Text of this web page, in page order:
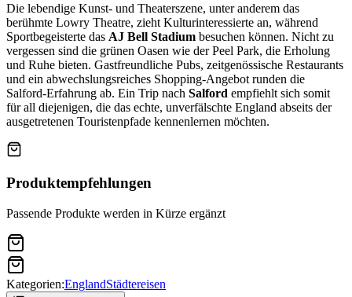
Die lebendige Kunst- und Theaterszene, unter anderem das
berühmte Lowry Theatre, zieht Kulturinteressierte an, während
Sportbegeisterte das AJ Bell Stadium besuchen können. Nicht zu
vergessen sind die grünen Oasen wie der Peel Park, die Erholung
und Ruhe bieten. Gastfreundliche Pubs, zeitgenössische Restaurants
und ein abwechslungsreiches Shopping-Angebot runden die
Salford-Erfahrung ab. Ein Trip nach Salford empfiehlt sich somit
für all diejenigen, die das echte, unverfälschte England abseits der
ausgetretenen Touristenpfade kennenlernen möchten.
Produktempfehlungen
Passende Produkte werden in Kürze ergänzt
Kategorien:EnglandStädtereisen